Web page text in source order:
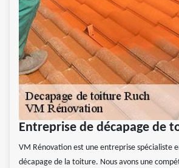
Entreprise de décapage de
VM Rénovation est une entreprise spécialiste
décapage de la toiture. Nous avons une